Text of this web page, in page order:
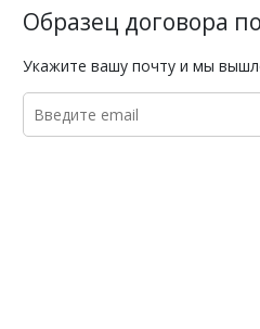
Образец договора
Укажите вашу почту и мы